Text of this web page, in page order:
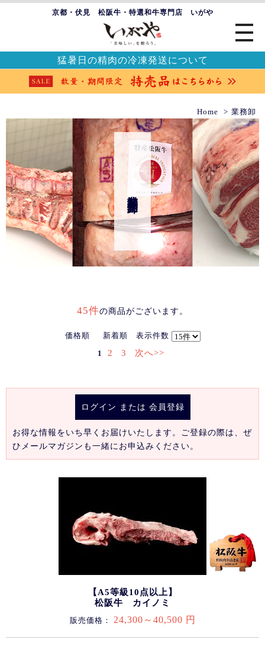
京都・伏見 松阪牛・特選和牛専門店 いがや
猛暑日の精肉の冷凍発送について
Home 業務卸
45件の商品がございます。
価格順 新着順 表示件数
1 2 3 次へ>>
ログイン または 会員登録
お得な情報をいち早くお届けいたします。ご登録の際は、ぜ
ひメールマガジンも一緒にお申込みください。
【A5等級10点以上】
松阪牛 カイノミ
販売価格： 24,300～40,500 円